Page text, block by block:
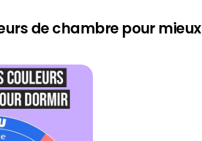
de chambre pour mieux